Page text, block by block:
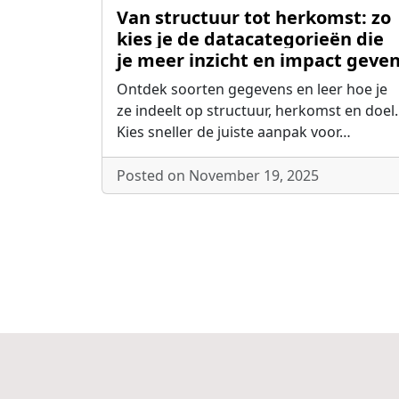
Van structuur tot herkomst: zo
kies je de datacategorieën die
je meer inzicht en impact
Ontdek soorten gegevens en leer hoe je
ze indeelt op structuur, herkomst en doel.
Kies sneller de juiste aanpak voor…
Posted on November 19, 2025